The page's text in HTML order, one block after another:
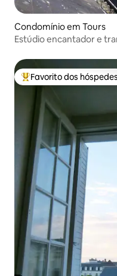
Condomínio em Tours
Estúdio encantador e
Favoritos dos hóspedes
Favorito dos hóspedes